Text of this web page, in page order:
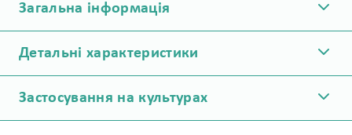
Загальна інформація
Детальні характеристики
Застосування на культурах